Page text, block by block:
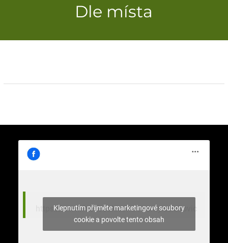
Dle místa
https://www.facebook.com/stromy.celakovic
Klepnutím přijměte marketingové soubory
cookie a povolte tento obsah